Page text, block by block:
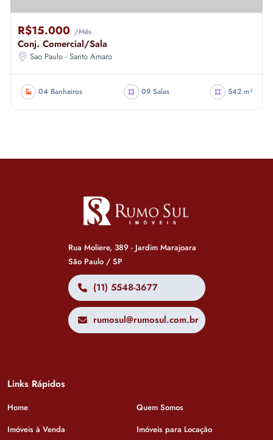
R$15.000 /Mês
Conj. Comercial/Sala
Sao Paulo - Santo Amaro
04 Banheiros 09 Salas 542 m²
Rua Moliere, 389 - Jardim Marajoara
São Paulo / SP
(11) 5548-3677
rumosul@rumosul.com.br
Links Rápidos
Home
Quem Somos
Imóveis à Venda
Imóveis para Locação